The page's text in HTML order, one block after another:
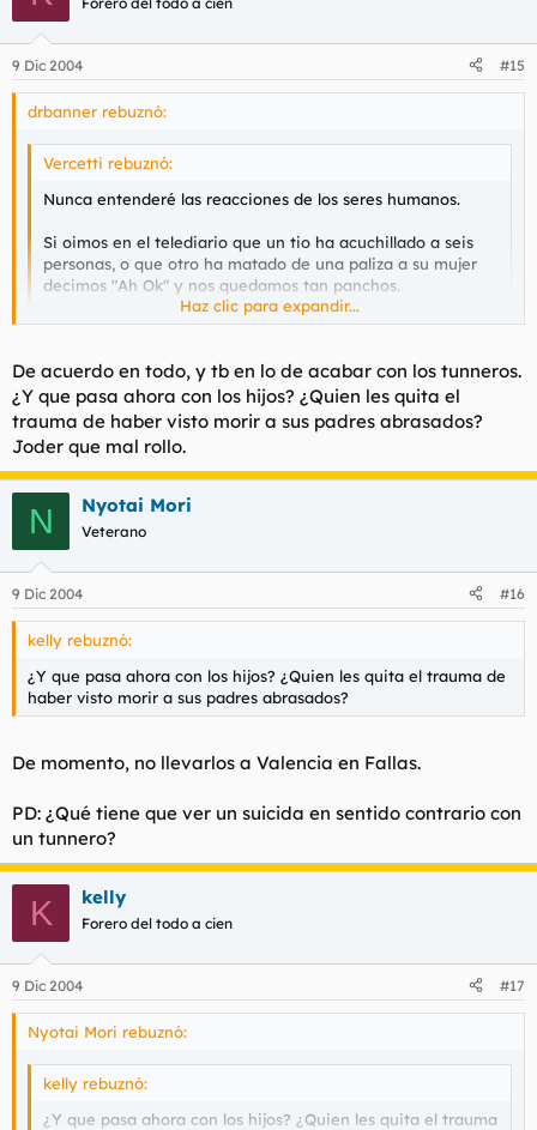
9 Dic 2004 #15
drbanner rebuznó:
Vercetti rebuznó:
Nunca entenderé las reacciones de los seres humanos.
Si oimos en el telediario que un tio ha acuchillado a seis
personas, o que otro ha matado de una paliza a su mujer
decimos "Ah Ok" y nos quedamos tan panchos.
En cambio los asesinantos ejecutados por un conductor
Curioso.
Buenas Noches
Tiene cierta lógica. Si eres una persona más o menos normal,
sabes que te puede pasar a ti sin comerlo ni beberlo
Haz clic para expandir...
De acuerdo en todo, y tb en lo de acabar con los tunneros.
¿Y que pasa ahora con los hijos? ¿Quien les quita el
trauma de haber visto morir a sus padres abrasados?
Joder que mal rollo.
N Nyotai Mori
Veterano
9 Dic 2004 #16
kelly rebuznó:
¿Y que pasa ahora con los hijos? ¿Quien les quita el trauma de
haber visto morir a sus padres abrasados?
De momento, no llevarlos a Valencia en Fallas.
PD: ¿Qué tiene que ver un suicida en sentido contrario con
un tunnero?
K kelly
Forero del todo a cien
9 Dic 2004 #17
Nyotai Mori rebuznó:
kelly rebuznó:
¿Y que pasa ahora con los hijos? ¿Quien les quita el trauma